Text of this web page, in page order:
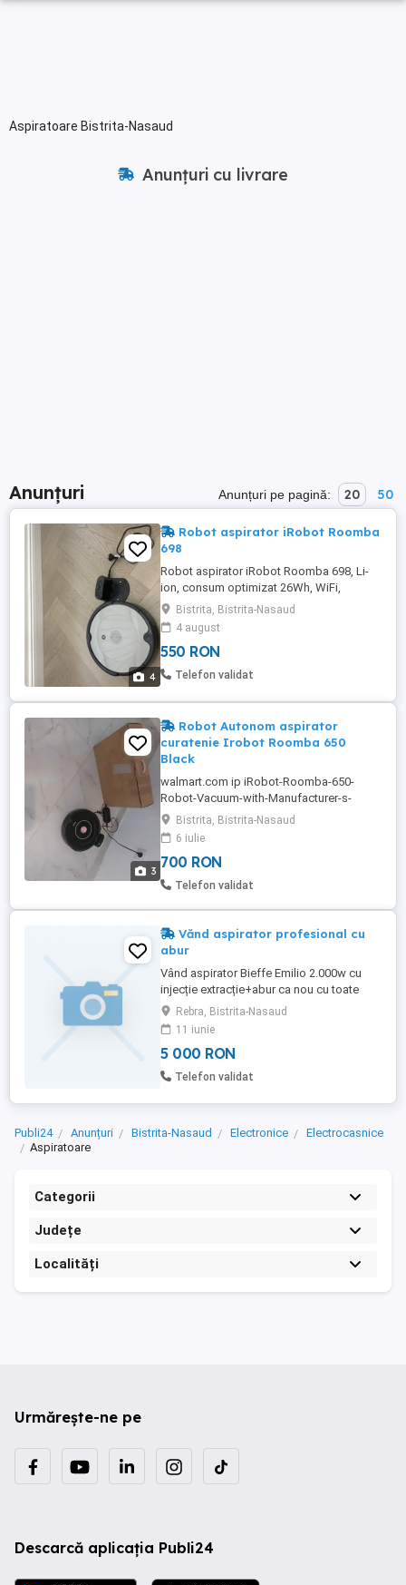
Aspiratoare Bistrita-Nasaud
Anunțuri cu livrare
Anunțuri Anunțuri pe pagină: 20 50
4
Robot aspirator iRobot Roomba
698
Robot aspirator iRobot Roomba 698, Li-
ion, consum optimizat 26Wh, WiFi,
Alexa&Google, 3-Stage Cleaning System,
Senzori scari , Sistem aspirare
mecanic+vacuum cu 2 perii Multi Surface
rotative, patent iRobot, Gri deschis. Este
folosit foarte puțin . În stare impecabilă .
Bistrita, Bistrita-Nasaud
4 august
550 RON
Telefon validat
3
Robot Autonom aspirator
curatenie Irobot Roomba 650
Black
walmart.com ip iRobot-Roomba-650-
Robot-Vacuum-with-Manufacturer-s-
Warranty 34974435 Robotul merge fara
probleme. a fost folosit 2sapt. Din cauza
unui covor inalt pe care nu poate urca il
vand! Baterie este ok, merge usor. Se
trimite prin Dragonstar courier cu plata in
Bistrita, Bistrita-Nasaud
6 iulie
700 RON
Telefon validat
Vănd aspirator profesional cu
abur
Vând aspirator Bieffe Emilio 2.000w cu
injecție extracție+abur ca nou cu toate
accesorile.Dețin factură. Aspiratorul se
poate proba,nu are urme de uzură. Mai
multe detalii la tel.
Rebra, Bistrita-Nasaud
11 iunie
5 000 RON
Telefon validat
Publi24 Anunțuri Bistrita-Nasaud Electronice
Electrocasnice
Aspiratoare
Categorii
Județe
Localități
Urmărește-ne pe
Descarcă aplicația Publi24